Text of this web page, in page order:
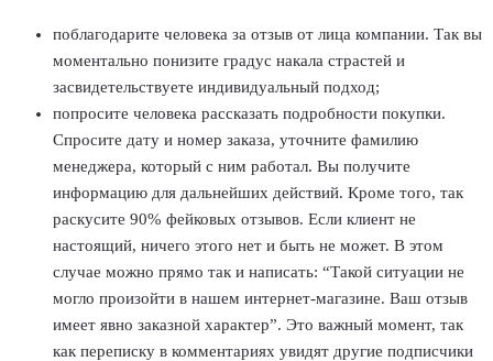
поблагодарите человека за отзыв от лица компании. Так вы
моментально понизите градус накала страстей и
засвидетельствуете индивидуальный подход;
попросите человека рассказать подробности покупки.
Спросите дату и номер заказа, уточните фамилию
менеджера, который с ним работал. Вы получите
информацию для дальнейших действий. Кроме того, так
раскусите 90% фейковых отзывов. Если клиент не
настоящий, ничего этого нет и быть не может. В этом
случае можно прямо так и написать: “Такой ситуации не
могло произойти в нашем интернет-магазине. Ваш отзыв
имеет явно заказной характер”. Это важный момент, так
как переписку в комментариях увидят другие подписчики